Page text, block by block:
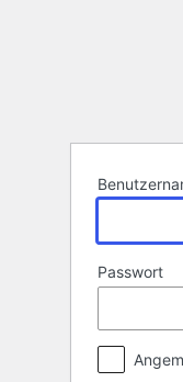
Passwort